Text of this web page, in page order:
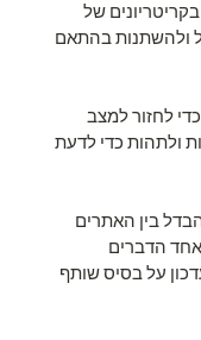
של
להסתגל ולהשתנות בהתאם
לחזור למצב
ולתהות כדי לדעת
בין האתרים
הדברים
על בסיס שותף